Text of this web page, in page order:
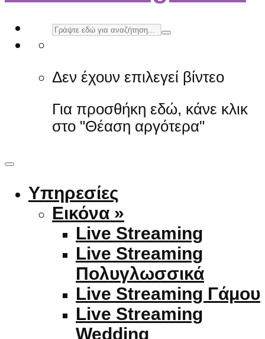
Δεν έχουν επιλεγεί βίντεο
Για προσθήκη εδώ, κάνε κλικ
στο "Θέαση αργότερα"
Υπηρεσίες
Εικόνα »
Live Streaming
Live Streaming
Πολυγλωσσικά
Live Streaming Γάμου
Live Streaming
Wedding